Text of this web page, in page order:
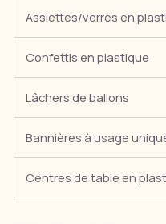
Assiettes/verres en
Confettis en plastique
Lâchers de ballons
Bannières à usage
Centres de table en